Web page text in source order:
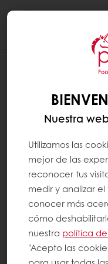
DOES
FATS OR
La manteca de
suele utilizar en
chocolates, una
de cacao se
específicas. Estas
hidrogenadas y
químicamente.
chocolate
Nuestra
Utilizamos las
mejor de las
reconocer tus
medir y analizar
conocer más
cómo
nuestra política
"Acepto las